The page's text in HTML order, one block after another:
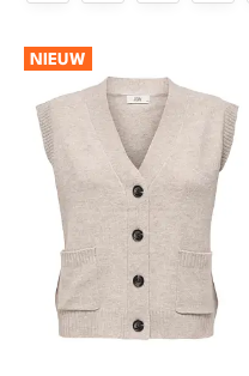
NIEUW